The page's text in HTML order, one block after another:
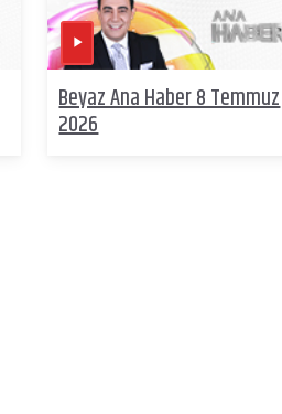
Beyaz Ana Haber 8 Temmuz
2026